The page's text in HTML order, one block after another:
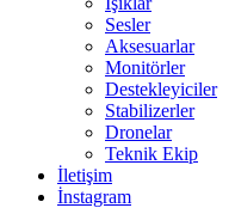
Sesler
Aksesuarlar
Monitörler
Destekleyiciler
Stabilizerler
Dronelar
Teknik Ekip
İletişim
İnstagram